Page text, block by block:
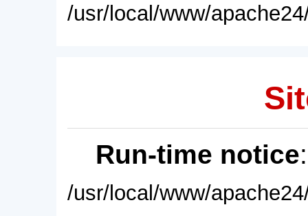
/usr/local/www/
Run-time notice
/usr/local/www/